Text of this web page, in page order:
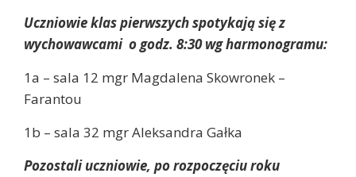
Uczniowie klas pierwszych spotykają się z
wychowawcami o godz. 8:30 wg harmonogramu:
1a – sala 12 mgr Magdalena Skowronek –
Farantou
1b – sala 32 mgr Aleksandra Gałka
Pozostali uczniowie, po rozpoczęciu roku